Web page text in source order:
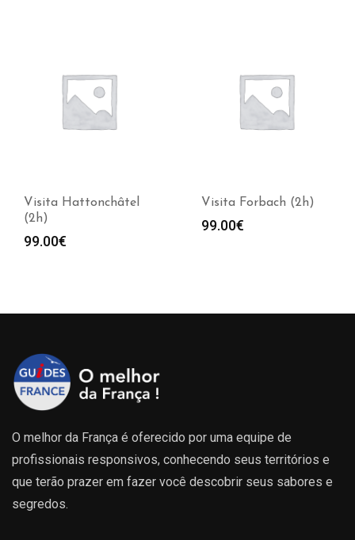
Visita Hattonchâtel
(2h)
99.00€
Visita Forbach (2h)
99.00€
O melhor da França é oferecido por uma equipe de
profissionais responsivos, conhecendo seus territórios e
que terão prazer em fazer você descobrir seus sabores e
segredos.